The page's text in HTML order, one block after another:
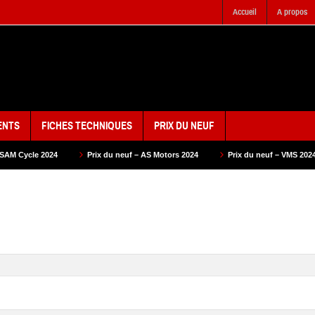
Accueil A propos
FICHES TECHNIQUES PRIX DU NEUF
Prix du neuf – AS Motors 2024 Prix du neuf – VMS 2024 Prix du neuf –